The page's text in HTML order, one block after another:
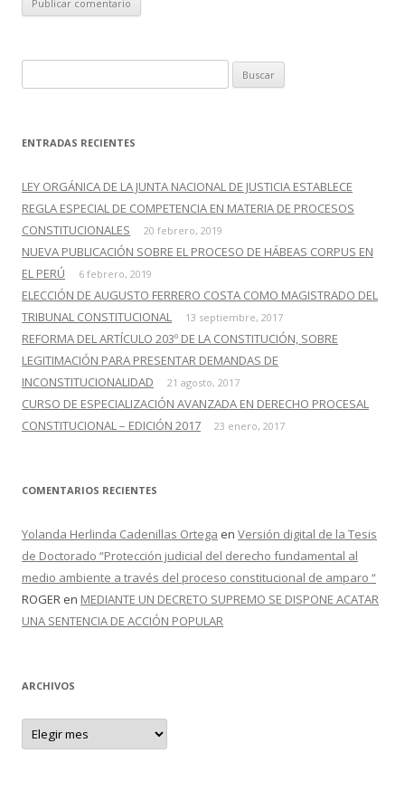
u
c
r
:
ENTRADAS RECIENTES
LEY ORGÁNICA DE LA JUNTA NACIONAL DE JUSTICIA ESTABLECE
REGLA ESPECIAL DE COMPETENCIA EN MATERIA DE PROCESOS
CONSTITUCIONALES
20 febrero, 2019
NUEVA PUBLICACIÓN SOBRE EL PROCESO DE HÁBEAS CORPUS EN
EL PERÚ
6 febrero, 2019
ELECCIÓN DE AUGUSTO FERRERO COSTA COMO MAGISTRADO DEL
TRIBUNAL CONSTITUCIONAL
13 septiembre, 2017
REFORMA DEL ARTÍCULO 203º DE LA CONSTITUCIÓN, SOBRE
LEGITIMACIÓN PARA PRESENTAR DEMANDAS DE
INCONSTITUCIONALIDAD
21 agosto, 2017
CURSO DE ESPECIALIZACIÓN AVANZADA EN DERECHO PROCESAL
CONSTITUCIONAL – EDICIÓN 2017
23 enero, 2017
COMENTARIOS RECIENTES
Yolanda Herlinda Cadenillas Ortega en Versión digital de la Tesis
de Doctorado “Protección judicial del derecho fundamental al
medio ambiente a través del proceso constitucional de amparo “
ROGER en MEDIANTE UN DECRETO SUPREMO SE DISPONE ACATAR
UNA SENTENCIA DE ACCIÓN POPULAR
ARCHIVOS
A
c